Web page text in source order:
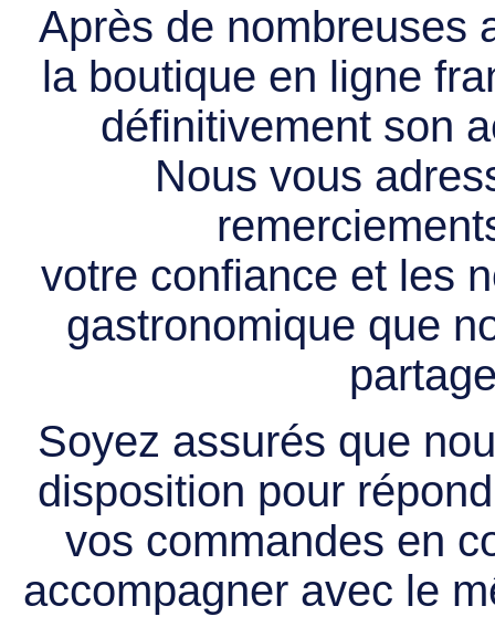
Après de nombreuses
la boutique en ligne
définitivement son
Nous vous
votre confiance et les
gastronomique que
Soyez assurés que
disposition pour
vos commandes en
accompagner avec le